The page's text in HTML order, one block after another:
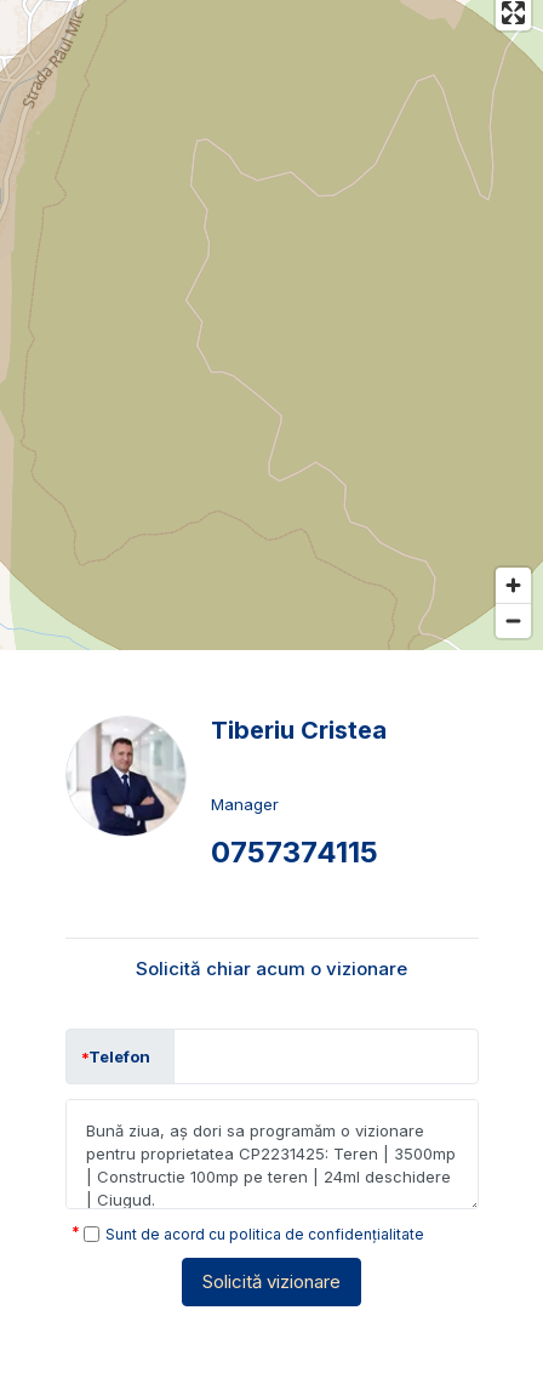
Tiberiu Cristea
Manager
0757374115
Solicită chiar acum o vizionare
Telefon
Sunt de acord cu politica de confidențialitate
Solicită vizionare